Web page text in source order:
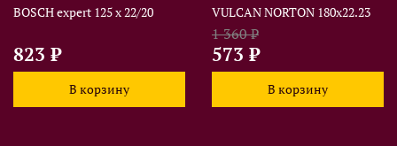
BOSCH expert 125 х 22/20
823 ₽
В корзину
VULCAN NORTON 180х22.23
1 360 ₽
573 ₽
В корзину